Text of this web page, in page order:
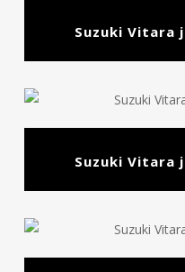
Suzuki Vitara
Suzuki Vitara